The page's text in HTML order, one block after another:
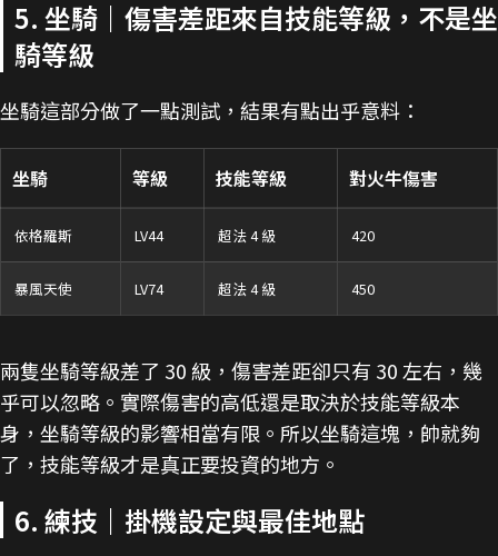
5. 坐騎｜傷害差距來自技能等級，不是坐
騎等級
坐騎這部分做了一點測試，結果有點出乎意料：
坐騎 等級 技能等級 對火牛傷害
依格羅斯 LV44 超法 4 級 420
暴風天使 LV74 超法 4 級 450
兩隻坐騎等級差了 30 級，傷害差距卻只有 30 左右，幾
乎可以忽略。實際傷害的高低還是取決於技能等級本
身，坐騎等級的影響相當有限。所以坐騎這塊，帥就夠
了，技能等級才是真正要投資的地方。
6. 練技｜掛機設定與最佳地點